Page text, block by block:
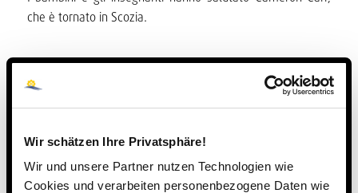
Wir schätzen Ihre Privatsphäre!
Wir und unsere Partner nutzen Technologien wie
Cookies und verarbeiten personenbezogene Daten wie
che è tornato in Scozia.